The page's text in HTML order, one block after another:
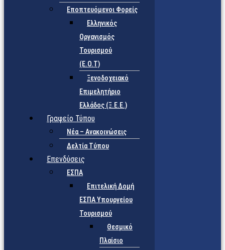
Εποπτευόμενοι Φορείς
Eλληνικός
Οργανισμός
Τουρισμού
(Ε.Ο.Τ)
Ξενοδοχειακό
Επιμελητήριο
Ελλάδος (Ξ.Ε.Ε.)
Γραφείο Τύπου
Νέα – Ανακοινώσεις
Δελτία Τύπου
Επενδύσεις
ΕΣΠΑ
Επιτελική Δομή
ΕΣΠΑ Υπουργείου
Τουρισμού
Θεσμικό
Πλαίσιο